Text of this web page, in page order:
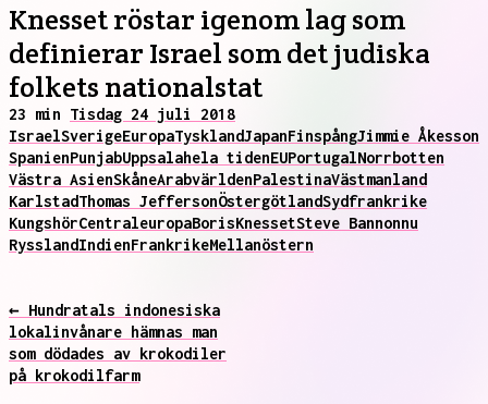
Knesset röstar igenom lag som
definierar Israel som det judiska
folkets nationalstat
23 min Tisdag 24 juli 2018
IsraelSverigeEuropaTysklandJapanFinspångJimmie Åkesson
SpanienPunjabUppsalahela tidenEUPortugalNorrbotten
Västra AsienSkåneArabvärldenPalestinaVästmanland
KarlstadThomas JeffersonÖstergötlandSydfrankrike
KungshörCentraleuropaBorisKnessetSteve Bannonnu
RysslandIndienFrankrikeMellanöstern
← Hundratals indonesiska
lokalinvånare hämnas man
som dödades av krokodiler
på krokodilfarm